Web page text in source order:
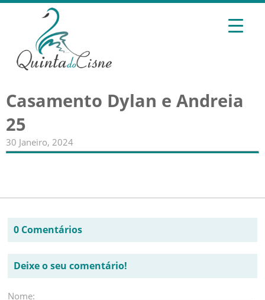
Casamento Dylan e Andreia
25
30 Janeiro, 2024
0 Comentários
Deixe o seu comentário!
Nome: